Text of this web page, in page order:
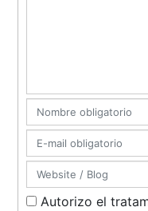
Autorizo el